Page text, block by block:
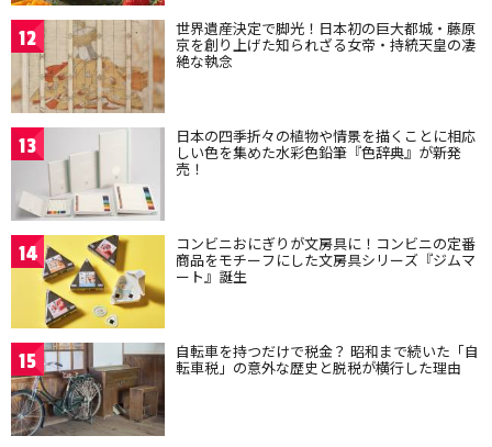
12 世界遺産決定で脚光！日本初の巨大都城・藤原
京を創り上げた知られざる女帝・持統天皇の凄
絶な執念
13 日本の四季折々の植物や情景を描くことに相応
しい色を集めた水彩色鉛筆『色辞典』が新発
売！
14 コンビニおにぎりが文房具に！コンビニの定番
商品をモチーフにした文房具シリーズ『ジムマ
ート』誕生
15 自転車を持つだけで税金？ 昭和まで続いた「自
転車税」の意外な歴史と脱税が横行した理由